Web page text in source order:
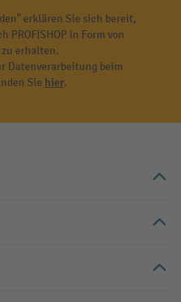
erklären Sie sich bereit,
PROFISHOP in Form von
erhalten.
Datenverarbeitung beim
Sie hier.